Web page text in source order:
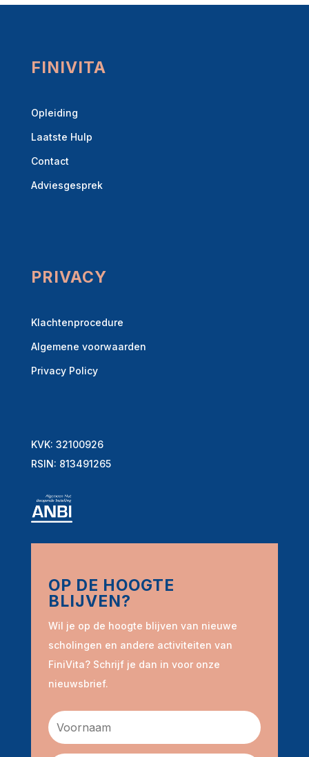
FINIVITA
Opleiding
Laatste Hulp
Contact
Adviesgesprek
PRIVACY
Klachtenprocedure
Algemene voorwaarden
Privacy Policy
KVK: 32100926
RSIN: 813491265
OP DE HOOGTE
BLIJVEN?
Wil je op de hoogte blijven van nieuwe
scholingen en andere activiteiten van
FiniVita? Schrijf je dan in voor onze
nieuwsbrief.